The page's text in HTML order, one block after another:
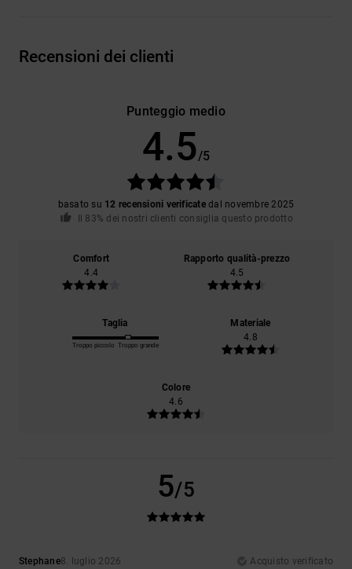
Recensioni dei clienti
Punteggio medio
4.5/5
basato su 12 recensioni verificatedal novembre 2025
Il 83% dei nostri clienti consiglia questo prodotto
Comfort
4.4
Rapporto qualità-prezzo
4.5
Taglia
Troppo piccolo Troppo grande
Materiale
4.8
Colore
4.6
5/5
Stephane8. luglio 2026
Acquisto verificato